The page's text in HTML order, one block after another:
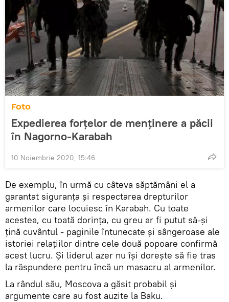
Foto
Expedierea forțelor de menținere a păcii
în Nagorno-Karabah
10 Noiembrie 2020, 15:46
De exemplu, în urmă cu câteva săptămâni el a
garantat siguranța și respectarea drepturilor
armenilor care locuiesc în Karabah. Cu toate
acestea, cu toată dorința, cu greu ar fi putut să-și
țină cuvântul - paginile întunecate și sângeroase ale
istoriei relațiilor dintre cele două popoare confirmă
acest lucru. Și liderul azer nu își dorește să fie tras
la răspundere pentru încă un masacru al armenilor.
La rândul său, Moscova a găsit probabil și
argumente care au fost auzite la Baku.